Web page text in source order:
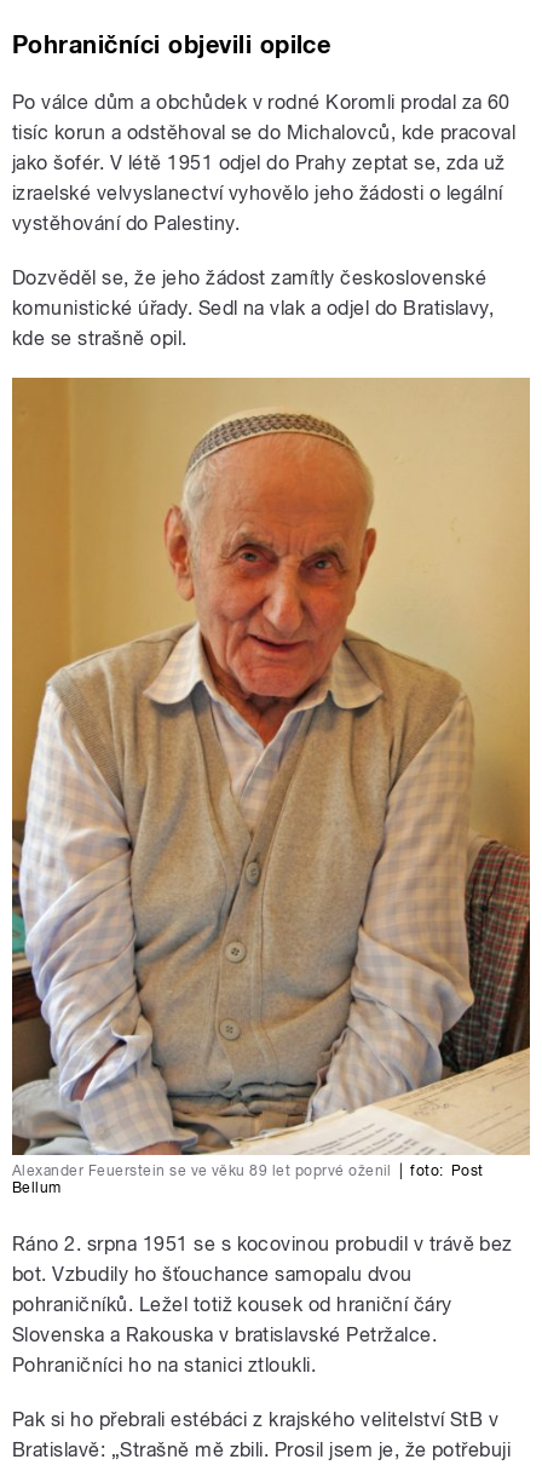
Pohraničníci objevili opilce
Po válce dům a obchůdek v rodné Koromli prodal za 60
tisíc korun a odstěhoval se do Michalovců, kde pracoval
jako šofér. V létě 1951 odjel do Prahy zeptat se, zda už
izraelské velvyslanectví vyhovělo jeho žádosti o legální
vystěhování do Palestiny.
Dozvěděl se, že jeho žádost zamítly československé
komunistické úřady. Sedl na vlak a odjel do Bratislavy,
kde se strašně opil.
Alexander Feuerstein se ve věku 89 let poprvé oženil foto: Post
Bellum
Ráno 2. srpna 1951 se s kocovinou probudil v trávě bez
bot. Vzbudily ho šťouchance samopalu dvou
pohraničníků. Ležel totiž kousek od hraniční čáry
Slovenska a Rakouska v bratislavské Petržalce.
Pohraničníci ho na stanici ztloukli.
Pak si ho přebrali estébáci z krajského velitelství StB v
Bratislavě: „Strašně mě zbili. Prosil jsem je, že potřebuji